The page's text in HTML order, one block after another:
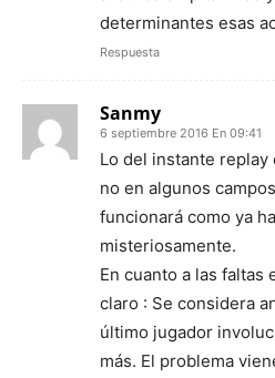
determinantes esas
Respuesta
Sanmy
6 septiembre 2016 En 09:41
Lo del instante replay
no en algunos
funcionará como ya
misteriosamente.
En cuanto a las faltas
claro : Se considera
último jugador
más. El problema